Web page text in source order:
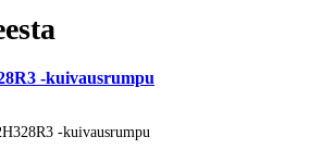
-kuivausrumpu
-kuivausrumpu